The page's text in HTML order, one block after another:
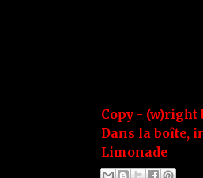
Copy - (w)right
Dans la boîte,
Limonade